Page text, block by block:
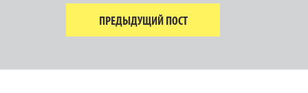
ПРЕДЫДУЩИЙ ПОСТ